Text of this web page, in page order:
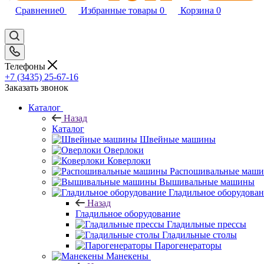
Сравнение0 Избранные товары 0 Корзина 0
Телефоны
+7 (3435) 25-67-16
Заказать звонок
Каталог
Назад
Каталог
Швейные машины
Оверлоки
Коверлоки
Распошивальные
Вышивальные машины
Гладильное
Назад
Гладильное оборудование
Гладильные прессы
Гладильные столы
Парогенераторы
Манекены